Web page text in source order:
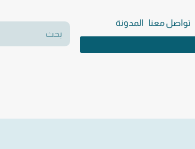
تواصل معنا المدونة